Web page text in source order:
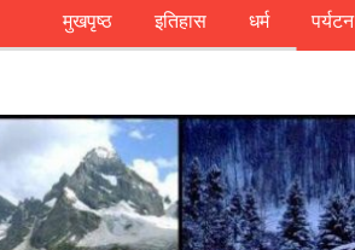
मुखपृष्ठ इतिहास धर्म पर्यटन